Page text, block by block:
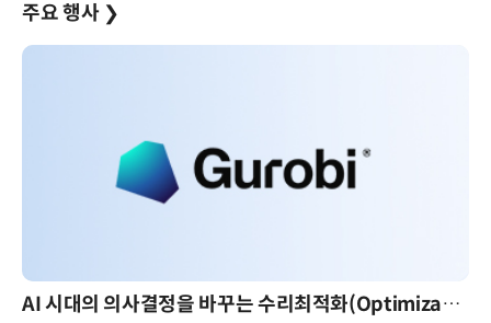
주요 행사 ❯
AI 시대의 의사결정을 바꾸는 수리최적화(Optimization): 실제 산업 적용 사례와 활용 전략